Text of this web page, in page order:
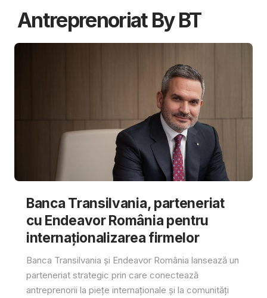
Antreprenoriat By BT
Banca Transilvania, parteneriat
cu Endeavor România pentru
internaționalizarea firmelor
Banca Transilvania și Endeavor România lansează un
parteneriat strategic prin care conectează
antreprenorii la piețe internaționale și la comunități